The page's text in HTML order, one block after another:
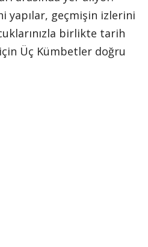
yapılar, geçmişin izlerini
birlikte tarih
Üç Kümbetler doğru